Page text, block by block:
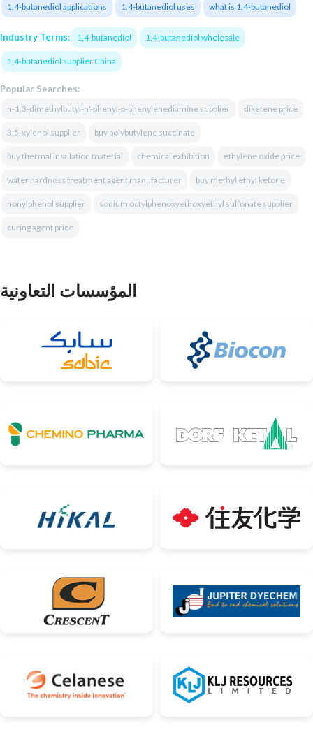
1,4-butanediol applications 1,4-butanediol uses what is 1,4-butanediol
Industry Terms: 1,4-butanediol 1,4-butanediol wholesale
1,4-butanediol supplier China
Popular Searches:
n-1,3-dimethylbutyl-n'-phenyl-p-phenylenediamine supplier diketene price
3,5-xylenol supplier buy polybutylene succinate
buy thermal insulation material chemical exhibition ethylene oxide price
water hardness treatment agent manufacturer buy methyl ethyl ketone
nonylphenol supplier sodium octylphenoxyethoxyethyl sulfonate supplier
curing agent price
المؤسسات التعاونية